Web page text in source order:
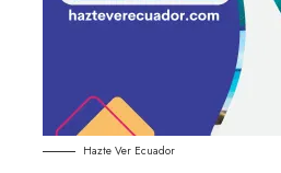
Hazte Ver Ecuador